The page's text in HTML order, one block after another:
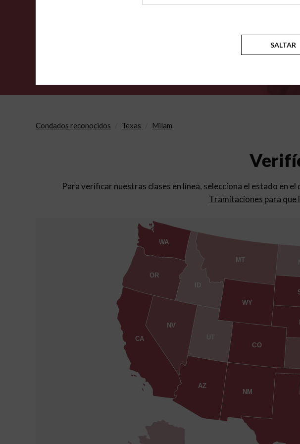
Condados reconocidos Texas Milam
Para verificar nuestras clases en línea, selecciona el estado en
Tramitaciones para que
AZ
CA
CO
ID
MT
NV
NM
OR
UT
WA
WY
SALTAR